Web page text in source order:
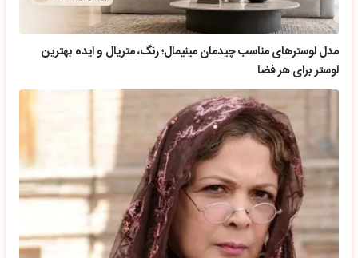
مدل لوسترهای مناسب چیدمان مینیمال؛ رنگ، متریال و ایده بهترین
لوستر برای هر فضا